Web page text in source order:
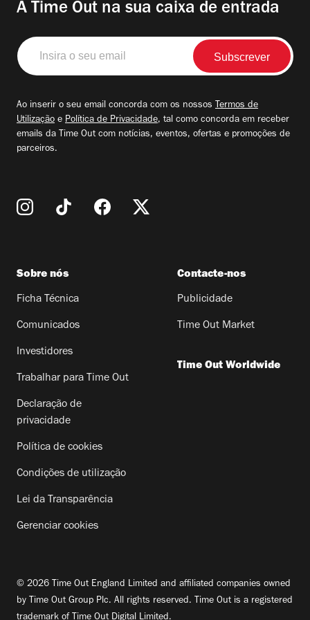
A Time Out na sua caixa de entrada
Insira
o
seu
Ao inserir o seu email concorda com os nossos Termos de
Utilização e Política de Privacidade, tal como concorda em receber
emails da Time Out com notícias, eventos, ofertas e promoções de
parceiros.
Sobre nós
Ficha Técnica
Comunicados
Investidores
Trabalhar para Time Out
Declaração de
privacidade
Política de cookies
Condições de utilização
Lei da Transparência
Gerenciar cookies
Contacte-nos
Publicidade
Time Out Market
Time Out Worldwide
© 2026 Time Out England Limited and affiliated companies owned
by Time Out Group Plc. All rights reserved. Time Out is a registered
trademark of Time Out Digital Limited.